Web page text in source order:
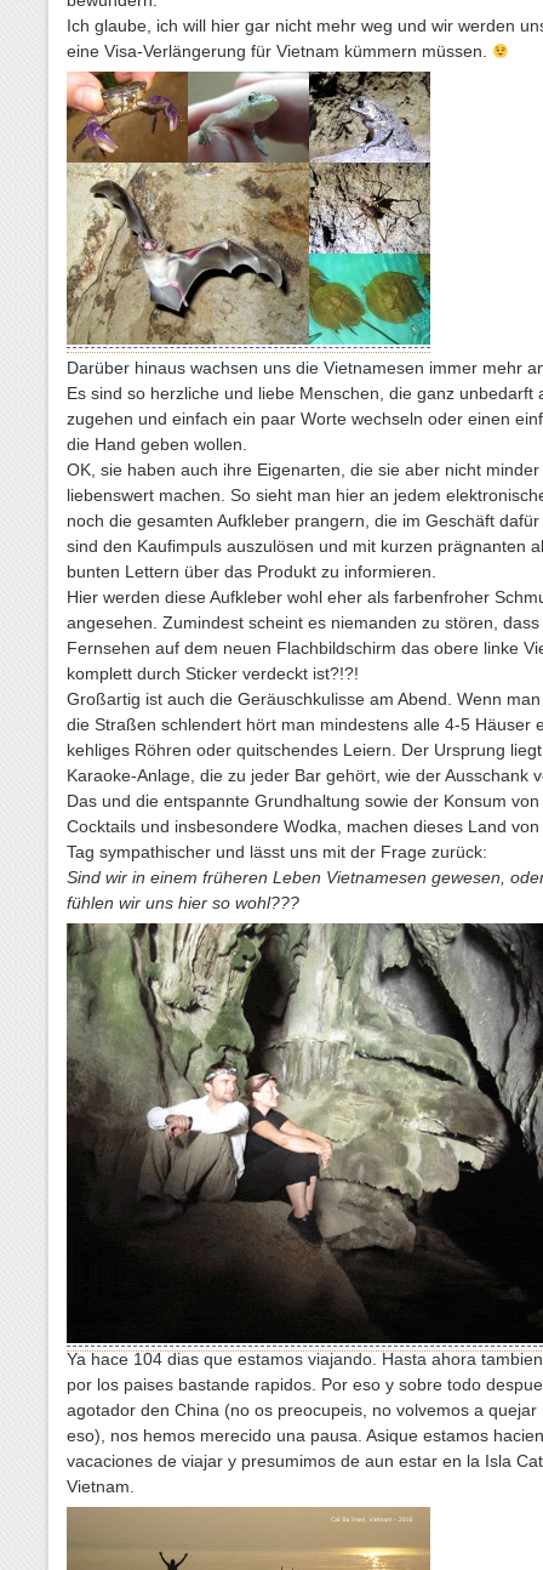
Ich glaube, ich will hier gar nicht mehr weg und wir werden
eine Visa-Verlängerung für Vietnam kümmern müssen.
Darüber hinaus wachsen uns die Vietnamesen immer mehr
Es sind so herzliche und liebe Menschen, die ganz unbedarft
zugehen und einfach ein paar Worte wechseln oder einen
die Hand geben wollen.
OK, sie haben auch ihre Eigenarten, die sie aber nicht minder
liebenswert machen. So sieht man hier an jedem
noch die gesamten Aufkleber prangern, die im Geschäft
sind den Kaufimpuls auszulösen und mit kurzen prägnanten
bunten Lettern über das Produkt zu informieren.
Hier werden diese Aufkleber wohl eher als farbenfroher
angesehen. Zumindest scheint es niemanden zu stören,
Fernsehen auf dem neuen Flachbildschirm das obere linke
komplett durch Sticker verdeckt ist?!?!
Großartig ist auch die Geräuschkulisse am Abend. Wenn
die Straßen schlendert hört man mindestens alle 4-5 Häuser
kehliges Röhren oder quitschendes Leiern. Der Ursprung
Karaoke-Anlage, die zu jeder Bar gehört, wie der Ausschank
Das und die entspannte Grundhaltung sowie der Konsum
Cocktails und insbesondere Wodka, machen dieses Land von
Tag sympathischer und lässt uns mit der Frage zurück:
Sind wir in einem früheren Leben Vietnamesen gewesen,
fühlen wir uns hier so wohl???
Ya hace 104 dias que estamos viajando. Hasta ahora
por los paises bastande rapidos. Por eso y sobre todo
agotador den China (no os preocupeis, no volvemos a quejar
eso), nos hemos merecido una pausa. Asique estamos
vacaciones de viajar y presumimos de aun estar en la Isla
Vietnam.